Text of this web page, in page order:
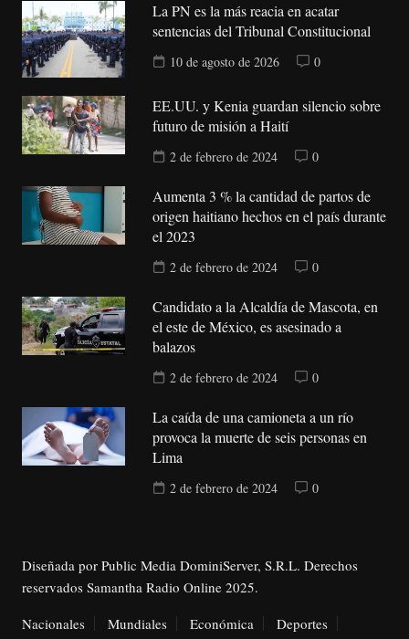
La PN es la más reacia en acatar
sentencias del Tribunal Constitucional
10 de agosto de 2026 0
EE.UU. y Kenia guardan silencio sobre
futuro de misión a Haití
2 de febrero de 2024 0
Aumenta 3 % la cantidad de partos de
origen haitiano hechos en el país durante
el 2023
2 de febrero de 2024 0
Candidato a la Alcaldía de Mascota, en
el este de México, es asesinado a
balazos
2 de febrero de 2024 0
La caída de una camioneta a un río
provoca la muerte de seis personas en
Lima
2 de febrero de 2024 0
Diseñada por Public Media DominiServer, S.R.L. Derechos
reservados Samantha Radio Online 2025.
Nacionales
Mundiales Económica
Deportes